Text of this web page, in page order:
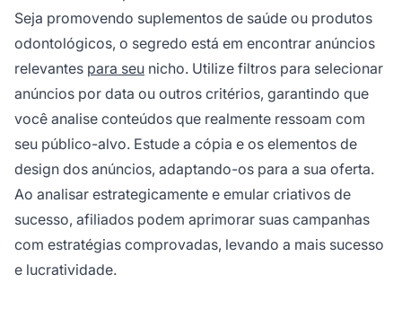
Seja promovendo suplementos de saúde ou produtos
odontológicos, o segredo está em encontrar anúncios
relevantes para seu nicho. Utilize filtros para selecionar
anúncios por data ou outros critérios, garantindo que
você analise conteúdos que realmente ressoam com
seu público-alvo. Estude a cópia e os elementos de
design dos anúncios, adaptando-os para a sua oferta.
Ao analisar estrategicamente e emular criativos de
sucesso, afiliados podem aprimorar suas campanhas
com estratégias comprovadas, levando a mais sucesso
e lucratividade.